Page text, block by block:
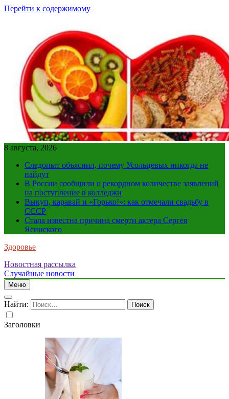
Перейти к содержимому
8 августа, 2026
Следопыт объяснил, почему Усольцевых никогда не
найдут
В России сообщили о рекордном количестве заявлений
на поступление в колледжи
Выкуп, каравай и «Горько!»: как отмечали свадьбу в
СССР
Стала известна причина смерти актера Сергея
Ясинского
Здоровье
Новостная рассылка
Случайные новости
Меню
Найти:
Заголовки